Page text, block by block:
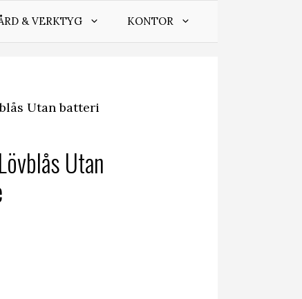
& VERKTYG KONTOR
Utan batteri
Utan